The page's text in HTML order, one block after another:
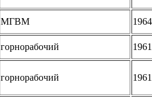
МГВМ
1964
горнорабочий
1961
горнорабочий 1961